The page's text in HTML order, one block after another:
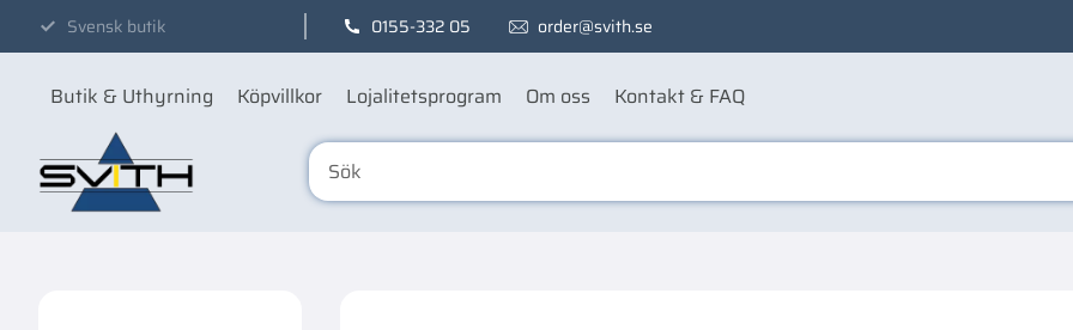
Svensk butik 0155-332 05 order@svith.se
Butik & Uthyrning Köpvillkor Lojalitetsprogram Om oss Kontakt & FAQ